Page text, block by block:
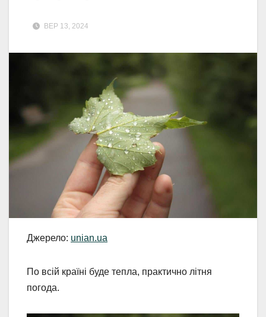
ВЕР 13, 2024
Джерело: unian.ua
По всій країні буде тепла, практично літня
погода.